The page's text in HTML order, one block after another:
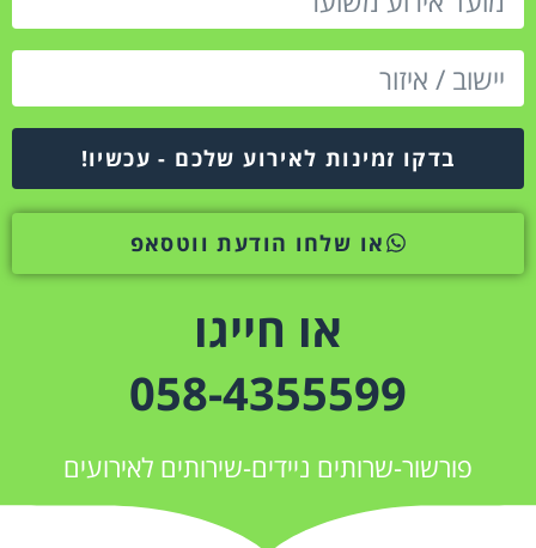
בדקו זמינות לאירוע שלכם - עכשיו!
או שלחו הודעת ווטסאפ
או חייגו
058-4355599
פורשור-שרותים ניידים-שירותים לאירועים